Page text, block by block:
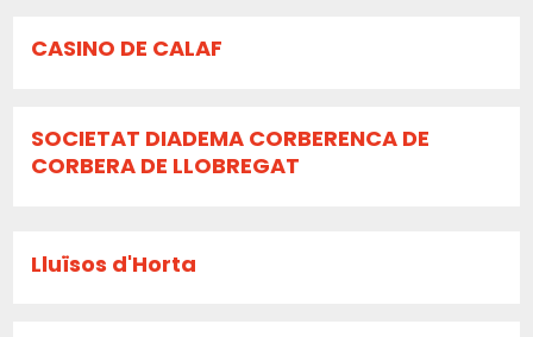
CASINO DE CALAF
SOCIETAT DIADEMA CORBERENCA DE
CORBERA DE LLOBREGAT
Lluïsos d'Horta